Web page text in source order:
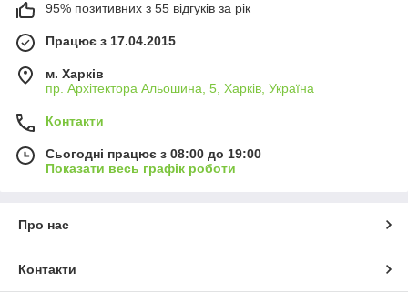
95% позитивних з 55 відгуків за рік
Працює з 17.04.2015
м. Харків
пр. Архітектора Альошина, 5, Харків, Україна
Контакти
Сьогодні працює з 08:00 до 19:00
Показати весь графік роботи
Про нас
Контакти